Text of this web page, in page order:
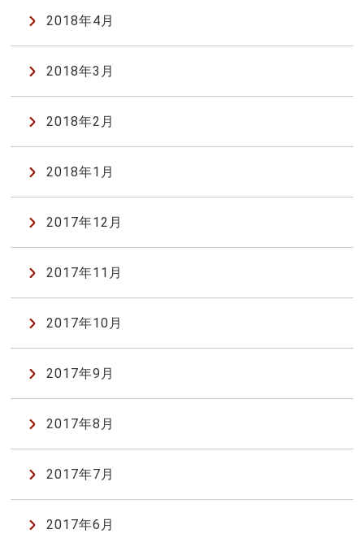
2018年4月
2018年3月
2018年2月
2018年1月
2017年12月
2017年11月
2017年10月
2017年9月
2017年8月
2017年7月
2017年6月